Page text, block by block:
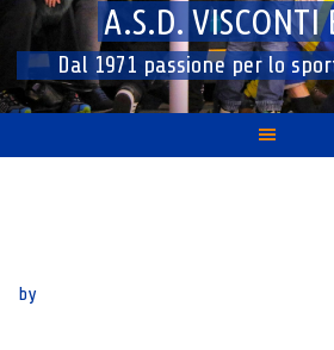
A.S.D. VISCONTI
Dal 1971 passione per lo
by